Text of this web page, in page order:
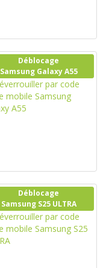
Déblocage
Samsung Galaxy A55
Déblocage
Samsung S25 ULTRA